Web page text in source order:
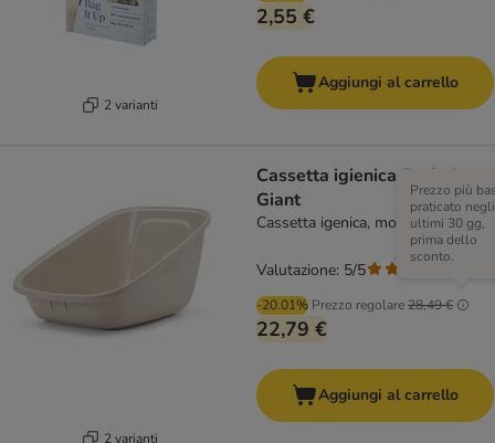
2 varianti
2,55 €
Aggiungi al carrello
2 varianti
Cassetta igienica Savic Aseo
Giant
Cassetta igenica, moka
-20.01% Prezzo regolare28,49 €
Prezzo più
praticato negli
ultimi 30 gg,
prima dello
sconto.
22,79 €
Valutazione: 5/5
Aggiungi al carrello